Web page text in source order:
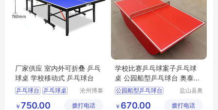
厂家供应 室内外可折叠 乒乓
球桌 学校移动式 乒乓球台
乒乓球台 乒乓球桌
折叠乒乓球桌
沧州博泰
有限公司
￥ 750.00 拨打电话
学校比赛乒乓球案子乒乓球
桌 公园船型乒乓球台 奥泰定
做
公园船型乒乓球台
船型乒乓球台奥泰精选
盐山县奥
材厂
￥ 670.00 拨打电话